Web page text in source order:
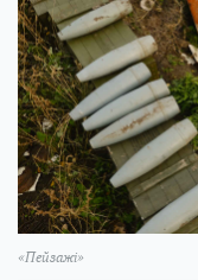
«Пейзажі»